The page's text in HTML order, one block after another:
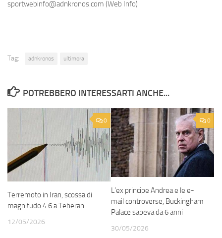
sportwebinfo@adnkronos.com (Web Info)
Tag: adnkronos ultimora
POTREBBERO INTERESSARTI ANCHE...
0
Terremoto in Iran, scossa di
magnitudo 4.6 a Teheran
12/05/2026
0
L’ex principe Andrea e le e-
mail controverse, Buckingham
Palace sapeva da 6 anni
30/05/2026